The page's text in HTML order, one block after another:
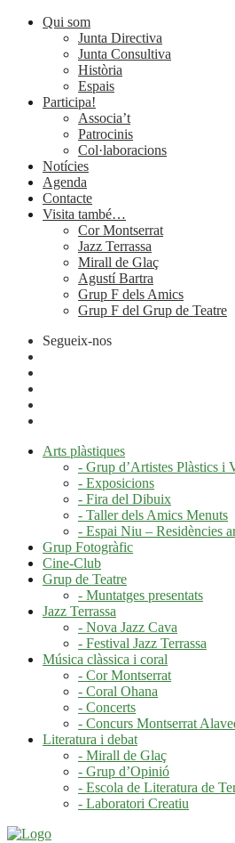
Qui som
Junta Directiva
Junta Consultiva
Història
Espais
Participa!
Associa’t
Patrocinis
Col·laboracions
Notícies
Agenda
Contacte
Visita també…
Cor Montserrat
Jazz Terrassa
Mirall de Glaç
Agustí Bartra
Grup F dels Amics
Grup F del Grup de Teatre
Segueix-nos
Arts plàstiques
- Grup d’Artistes Plàstics i
- Exposicions
- Fira del Dibuix
- Taller dels Amics Menuts
- Espai Niu – Residències
Grup Fotogràfic
Cine-Club
Grup de Teatre
- Muntatges presentats
Jazz Terrassa
- Nova Jazz Cava
- Festival Jazz Terrassa
Música clàssica i coral
- Cor Montserrat
- Coral Ohana
- Concerts
- Concurs Montserrat
Literatura i debat
- Mirall de Glaç
- Grup d’Opinió
- Escola de Literatura de
- Laboratori Creatiu